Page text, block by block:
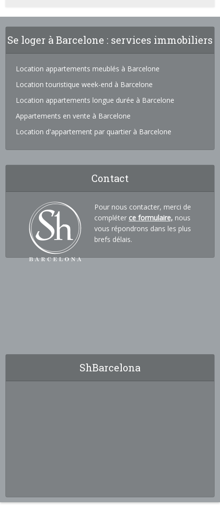
Se loger à Barcelone : services immobiliers
Location appartements meublés à Barcelone
Location touristique week-end à Barcelone
Location appartements longue durée à Barcelone
Appartements en vente à Barcelone
Location d'appartement par quartier à Barcelone
Contact
Pour nous contacter, merci de
compléter ce formulaire, nous
vous répondrons dans les plus
brefs délais.
ShBarcelona